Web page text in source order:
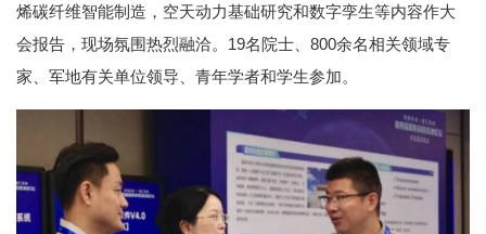
烯碳纤维智能制造，空天动力基础研究和数字孪生等内容作大
会报告，现场氛围热烈融洽。19名院士、800余名相关领域专
家、军地有关单位领导、青年学者和学生参加。